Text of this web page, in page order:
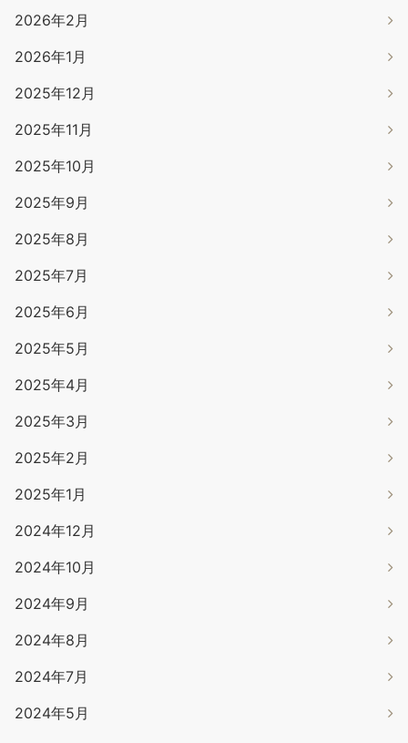
2026年2月
2026年1月
2025年12月
2025年11月
2025年10月
2025年9月
2025年8月
2025年7月
2025年6月
2025年5月
2025年4月
2025年3月
2025年2月
2025年1月
2024年12月
2024年10月
2024年9月
2024年8月
2024年7月
2024年5月